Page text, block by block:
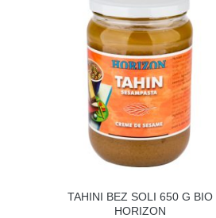
TAHINI BEZ SOLI 650 G BIO
HORIZON